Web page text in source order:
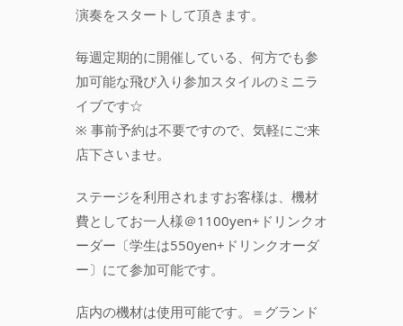
演奏をスタートして頂きます。
毎週定期的に開催している、何方でも参
加可能な飛び入り参加スタイルのミニラ
イブです☆
※ 事前予約は不要ですので、気軽にご来
店下さいませ。
ステージを利用されますお客様は、機材
費としてお一人様＠1100yen+ドリンクオ
ーダー〔学生は550yen+ドリンクオーダ
ー〕にて参加可能です。
店内の機材は使用可能です。＝グランド